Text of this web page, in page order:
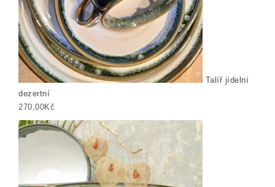
Talíř jídelní
dezertní
270,00Kč